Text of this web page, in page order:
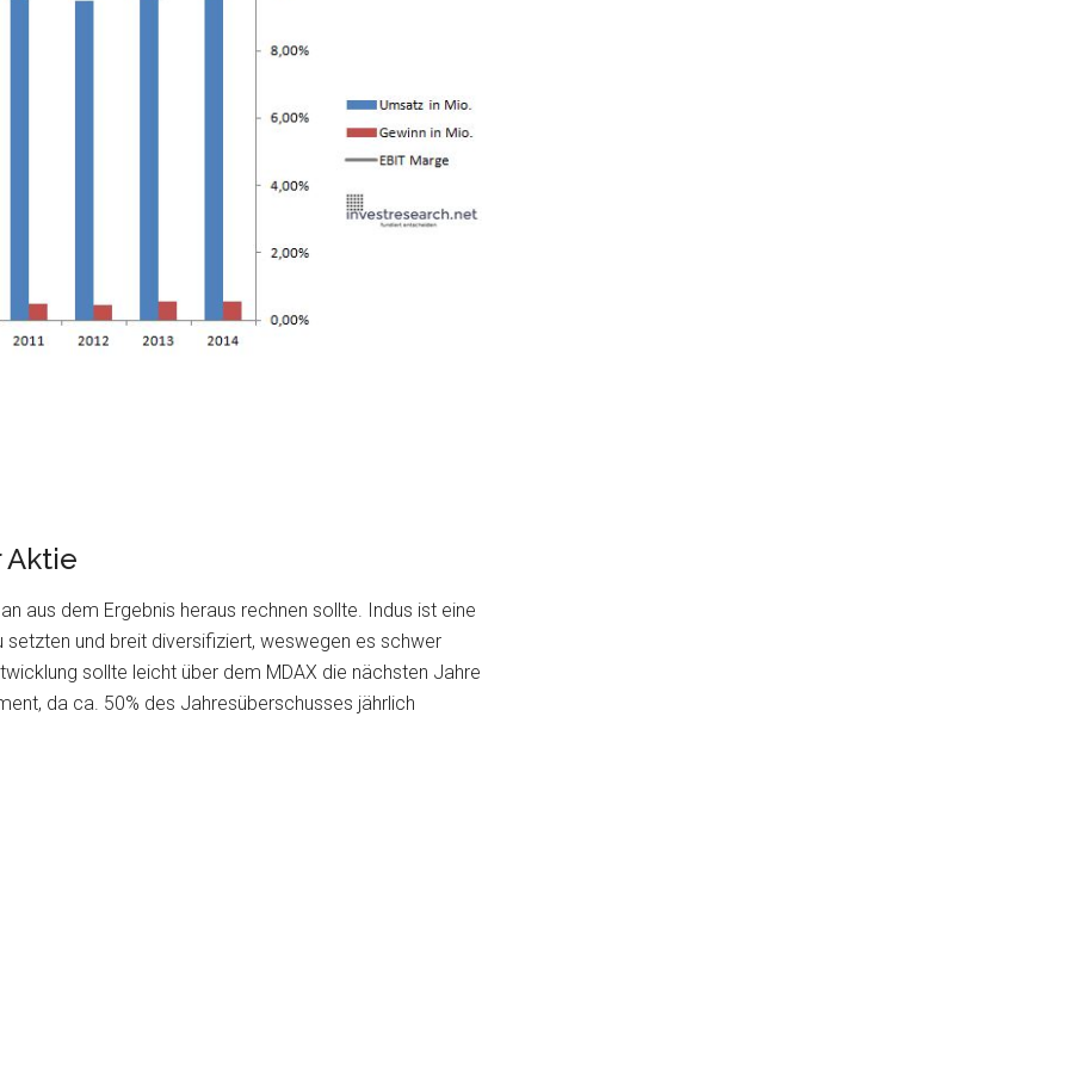
Aktie
aus dem Ergebnis heraus rechnen sollte. Indus ist eine
und breit diversifiziert, weswegen es schwer
sollte leicht über dem MDAX die nächsten Jahre
da ca. 50% des Jahresüberschusses jährlich